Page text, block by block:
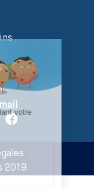
2019